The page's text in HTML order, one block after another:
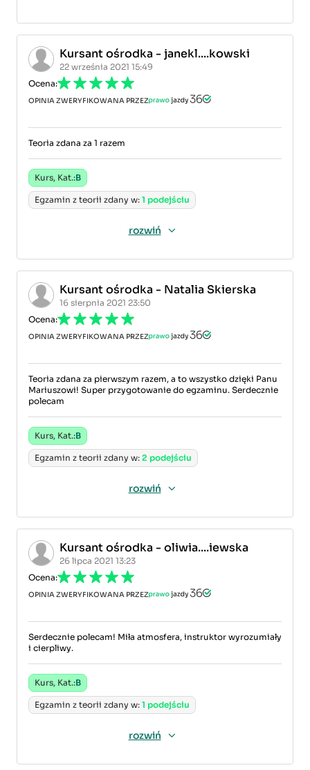
Kursant ośrodka - janekl....kowski
22 września 2021 15:49
Ocena:
OPINIA ZWERYFIKOWANA PRZEZ
Teoria zdana za 1 razem
Kurs, Kat.:B
Egzamin z teorii zdany w: 1 podejściu
rozwiń
Kursant ośrodka - Natalia Skierska
16 sierpnia 2021 23:50
Ocena:
OPINIA ZWERYFIKOWANA PRZEZ
Teoria zdana za pierwszym razem, a to wszystko dzięki Panu
Mariuszowi! Super przygotowanie do egzaminu. Serdecznie
polecam
Kurs, Kat.:B
Egzamin z teorii zdany w: 2 podejściu
rozwiń
Kursant ośrodka - oliwia....iewska
26 lipca 2021 13:23
Ocena:
OPINIA ZWERYFIKOWANA PRZEZ
Serdecznie polecam! Miła atmosfera, instruktor wyrozumiały
i cierpliwy.
Kurs, Kat.:B
Egzamin z teorii zdany w: 1 podejściu
rozwiń